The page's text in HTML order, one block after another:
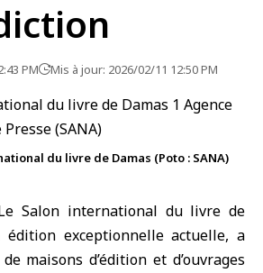
PM Mis à jour: 2026/02/11 12:50 PM
du livre de Damas (Poto : SANA)
Salon international du livre de
édition exceptionnelle actuelle, a
maisons d’édition et d’ouvrages